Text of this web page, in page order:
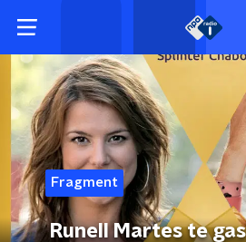
Fragment
Runell Martes te